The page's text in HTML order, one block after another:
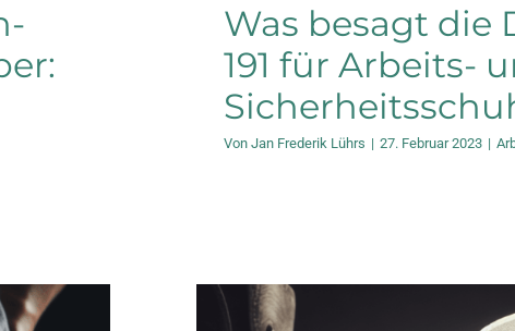
Was besagt die
191 für Arbeits-
Von Jan Frederik Lührs | 27. Februar 2023 |